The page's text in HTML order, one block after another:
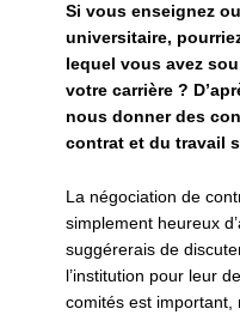
Si vous enseignez
universitaire,
lequel vous avez
votre carrière ?
nous donner des
contrat et du travail
La négociation de
simplement heureux
suggérerais de
l’institution pour leur
comités est important,